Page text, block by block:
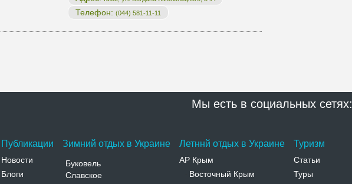
Телефон: (044) 581-11-11
Мы есть в социальных сетях:
Публикации
Новости
Блоги
Зимний отдых в Украине
Буковель
Славское
Летннй отдых в Украине
АР Крым
Восточный Крым
Туризм
Статьи
Туры